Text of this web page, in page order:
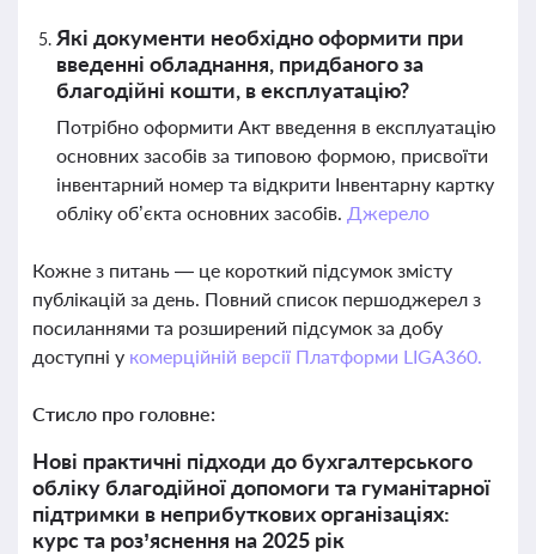
Які документи необхідно оформити при
введенні обладнання, придбаного за
благодійні кошти, в експлуатацію?
Потрібно оформити Акт введення в експлуатацію
основних засобів за типовою формою, присвоїти
інвентарний номер та відкрити Інвентарну картку
обліку об’єкта основних засобів. Джерело
Кожне з питань — це короткий підсумок змісту
публікацій за день. Повний список першоджерел з
посиланнями та розширений підсумок за добу
доступні у комерційній версії Платформи LIGA360.
Стисло про головне:
Нові практичні підходи до бухгалтерського
обліку благодійної допомоги та гуманітарної
підтримки в неприбуткових організаціях:
курс та роз’яснення на 2025 рік